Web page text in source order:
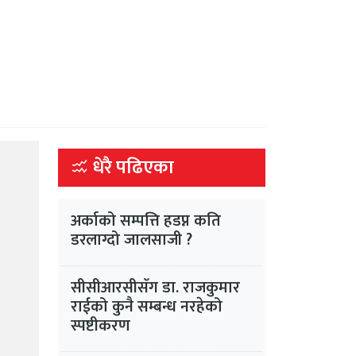
धेरै पढिएका
अर्काको सम्पत्ति हडप्न कति
डरलाग्दो जालसाजी ?
सीसीआरसीसँग डा. राजकुमार
राईको कुनै सम्बन्ध नरहेको
स्पष्टीकरण